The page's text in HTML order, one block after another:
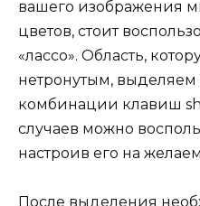
вашего изображения
цветов, стоит
«лассо». Область,
нетронутым,
комбинации клавиш
случаев можно
настроив его на
После выделения